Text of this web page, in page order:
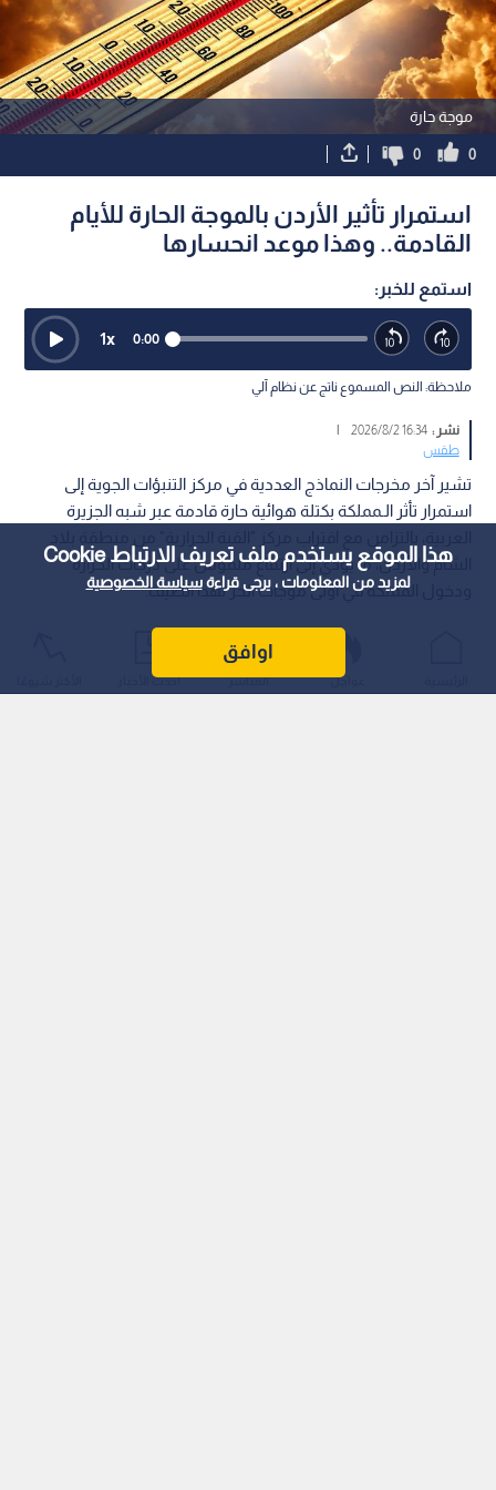
هذا الموقع يستخدم ملف تعريف الارتباط Cookie
لمزيد من المعلومات ، يرجى قراءةسياسة الخصوصية
اوافق
موجة حارة
0
0
استمرار تأثير الأردن بالموجة الحارة للأيام
القادمة.. وهذا موعد انحسارها
استمع للخبر:
0:00
1x
ملاحظة: النص المسموع ناتج عن نظام آلي
نشر :16:34 2026/8/2
|
طقس
تشير آخر مخرجات النماذج العددية في مركز التنبؤات الجوية إلى
استمرار تأثر الـمملكة بكتلة هوائية حارة قادمة عبر شبه الجزيرة
الشام والأردن، ما يؤدي إلى ارتفاع ملموس على درجات الحرارة
ودخول المملكة في أولى موجات الحر لهذا الصيف.
عواجل المباشر أحدث الأخبار